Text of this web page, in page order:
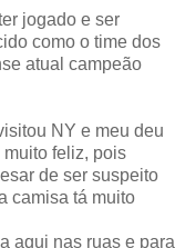
jogado e ser
como o time dos
atual campeão
NY e meu deu
feliz, pois
de ser suspeito
camisa tá muito
aqui nas ruas e para